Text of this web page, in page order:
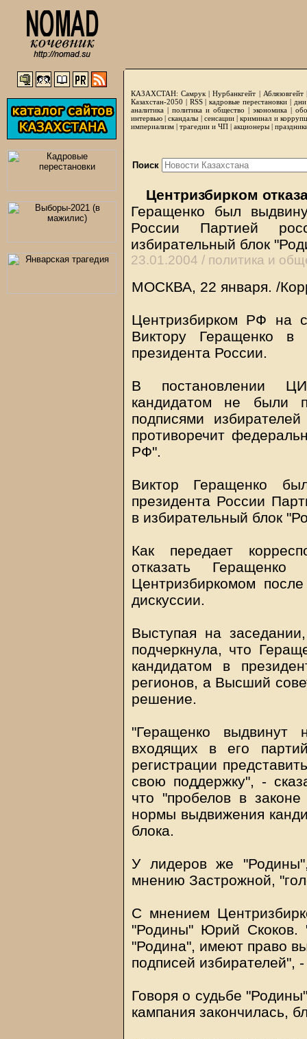
КАЗАХСТАН: Самрук |Нурбанкгейт | Аблязовгейт
Казахстан-2050 | RSS|кадровые перестановки|
аналитика | политика и общество | экономика |
интервью |скандалы | сенсации|криминал и
империализм | трагедии и ЧП | акционеры |
Поиск
Центризбирком
Геращенко был
России Партией
избирательный блок
23.01.2004 / политика и
МОСКВА, 22 января. /
Центризбирком РФ на
Виктору Геращенко в
президента России.
В постановлении
кандидатом не были
подписями
противоречит
РФ".
Виктор Геращенко
президента России
в избирательный блок
Как передает
отказать
Центризбиркомом
дискуссии.
Выступая на
подчеркнула, что
кандидатом в
регионов, а Высший
решение.
"Геращенко
входящих в его
регистрации
свою поддержку", -
что "пробелов в
нормы выдвижения
блока.
У лидеров же
мнению Застрожной,
С мнением
"Родины" Юрий Скоков.
"Родина", имеют право
подписей избирателей",
Говоря о судьбе
кампания закончилась,